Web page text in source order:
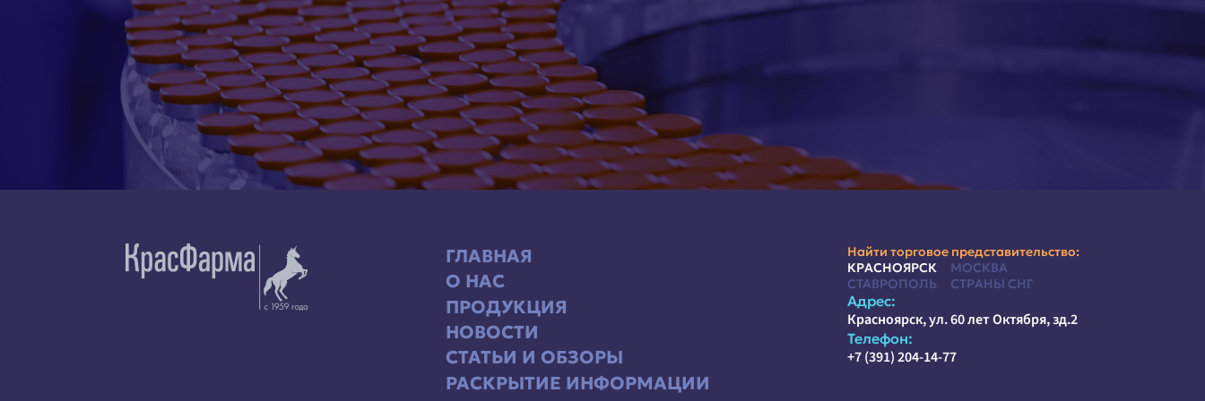
ГЛАВНАЯ
О НАС
ПРОДУКЦИЯ
НОВОСТИ
СТАТЬИ И ОБЗОРЫ
РАСКРЫТИЕ ИНФОРМАЦИИ
Найти торговое представительство:
КРАСНОЯРСК
МОСКВА
СТАВРОПОЛЬ
СТРАНЫ СНГ
Адрес:
Красноярск, ул. 60 лет Октября, зд.2
Телефон:
+7 (391) 204-14-77